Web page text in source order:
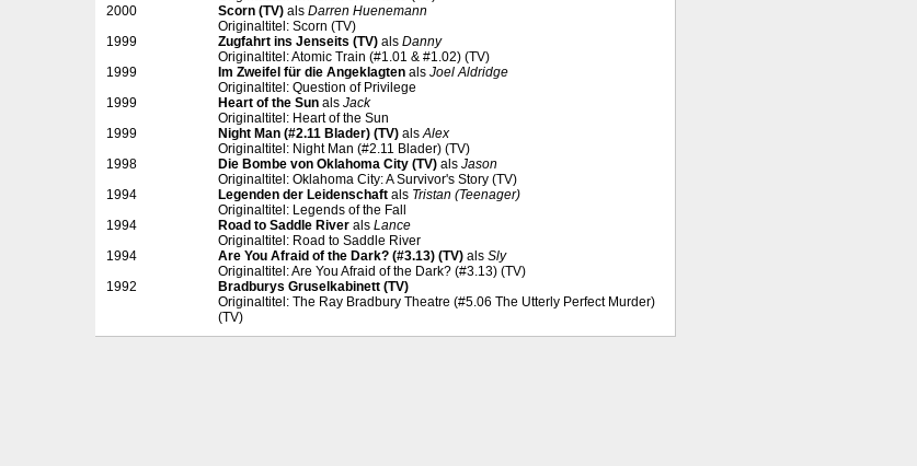
2000
Scorn (TV) als Darren Huenemann
Originaltitel: Scorn (TV)
1999
Zugfahrt ins Jenseits (TV) als Danny
Originaltitel: Atomic Train (#1.01 & #1.02) (TV)
1999
Im Zweifel für die Angeklagten als Joel Aldridge
Originaltitel: Question of Privilege
1999
Heart of the Sun als Jack
Originaltitel: Heart of the Sun
1999
Night Man (#2.11 Blader) (TV) alsAlex
Originaltitel: Night Man (#2.11 Blader) (TV)
1998
Die Bombe von Oklahoma City (TV) als Jason
Originaltitel: Oklahoma City: A Survivor's Story (TV)
1994
Legenden der Leidenschaft als Tristan (Teenager)
Originaltitel: Legends of the Fall
1994
Road to Saddle River als Lance
Originaltitel: Road to Saddle River
1994
Are You Afraid of the Dark? (#3.13) (TV) als Sly
Originaltitel: Are You Afraid of the Dark? (#3.13) (TV)
1992
Bradburys Gruselkabinett (TV)
Originaltitel: The Ray Bradbury Theatre (#5.06 The Utterly Perfect Murder)
(TV)